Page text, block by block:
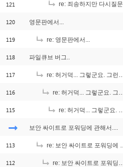
121 re: 죄송하지만 다시질문을 ^^
120 영문판에서...
119 re: 영문판에서...
118 파일큐브 버그..
117 re: 허거덕... 그렇군요. 그런데 조금 이상한 점이... ^_^;;;
116 re: 허거덕... 그렇군요. 그런데 조금 이상한 점이... ^_^;;;
115 re: 허거덕... 그렇군요. 그런데 조금 이상한 점이... ^_^;;;
보안 싸이트로 포워딩에 관해서....
113 re: 보안 싸이트로 포워딩에 관해서....
112 re: 보안 싸이트로 포워딩에 관해서....